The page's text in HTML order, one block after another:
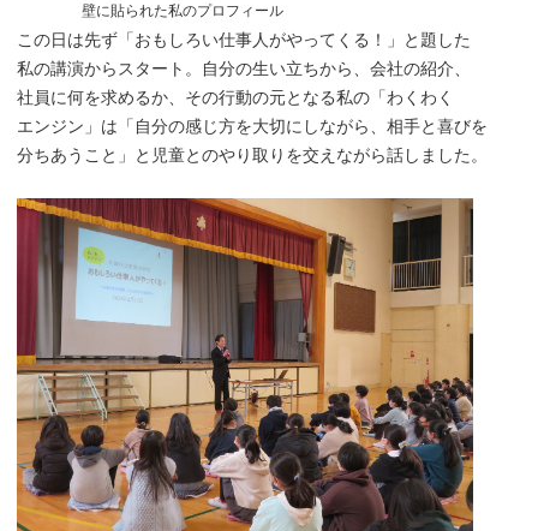
壁に貼られた私のプロフィール
この日は先ず「おもしろい仕事人がやってくる！」と題した
私の講演からスタート。自分の生い立ちから、会社の紹介、
社員に何を求めるか、その行動の元となる私の「わくわく
エンジン」は「自分の感じ方を大切にしながら、相手と喜びを
分ちあうこと」と児童とのやり取りを交えながら話しました。